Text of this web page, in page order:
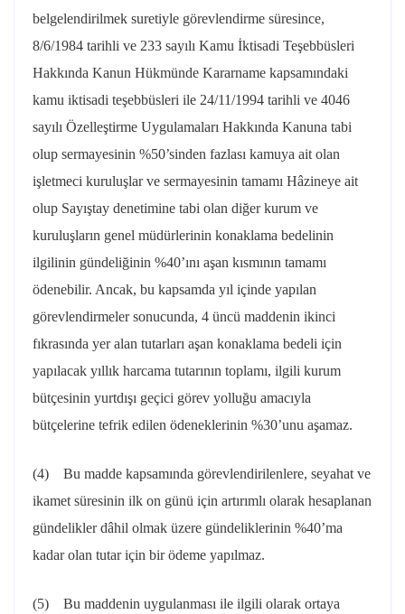
belgelendirilmek suretiyle görevlendirme süresince,
8/6/1984 tarihli ve 233 sayılı Kamu İktisadi Teşebbüsleri
Hakkında Kanun Hükmünde Kararname kapsamındaki
kamu iktisadi teşebbüsleri ile 24/11/1994 tarihli ve 4046
sayılı Özelleştirme Uygulamaları Hakkında Kanuna tabi
olup sermayesinin %50’sinden fazlası kamuya ait olan
işletmeci kuruluşlar ve sermayesinin tamamı Hâzineye ait
olup Sayıştay denetimine tabi olan diğer kurum ve
kuruluşların genel müdürlerinin konaklama bedelinin
ilgilinin gündeliğinin %40’ını aşan kısmının tamamı
ödenebilir. Ancak, bu kapsamda yıl içinde yapılan
görevlendirmeler sonucunda, 4 üncü maddenin ikinci
fıkrasında yer alan tutarları aşan konaklama bedeli için
yapılacak yıllık harcama tutarının toplamı, ilgili kurum
bütçesinin yurtdışı geçici görev yolluğu amacıyla
bütçelerine tefrik edilen ödeneklerinin %30’unu aşamaz.
(4) Bu madde kapsamında görevlendirilenlere, seyahat ve
ikamet süresinin ilk on günü için artırımlı olarak hesaplanan
gündelikler dâhil olmak üzere gündeliklerinin %40’ma
kadar olan tutar için bir ödeme yapılmaz.
(5) Bu maddenin uygulanması ile ilgili olarak ortaya